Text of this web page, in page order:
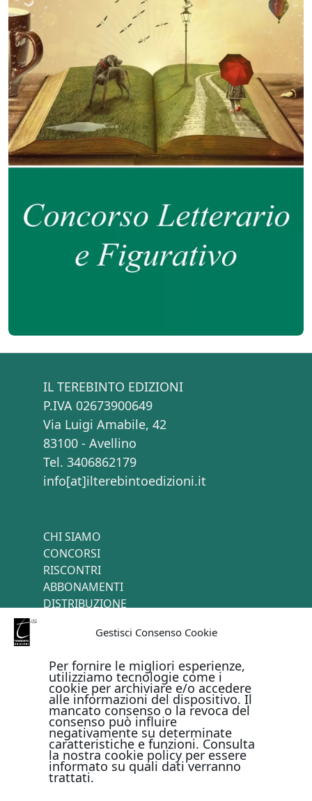
Gestisci Consenso Cookie
Per fornire le migliori esperienze,
utilizziamo tecnologie come i
cookie per archiviare e/o accedere
alle informazioni del dispositivo. Il
mancato consenso o la revoca del
consenso può influire
negativamente su determinate
caratteristiche e funzioni. Consulta
la nostra cookie policy per essere
informato su quali dati verranno
trattati.
IL TEREBINTO EDIZIONI
P.IVA 02673900649
Via Luigi Amabile, 42
83100 - Avellino
Tel. 3406862179
info[at]ilterebintoedizioni.it
CHI SIAMO
CONCORSI
RISCONTRI
ABBONAMENTI
DISTRIBUZIONE
PAGAMENTI ONLINE CON
Metodi di pagamento